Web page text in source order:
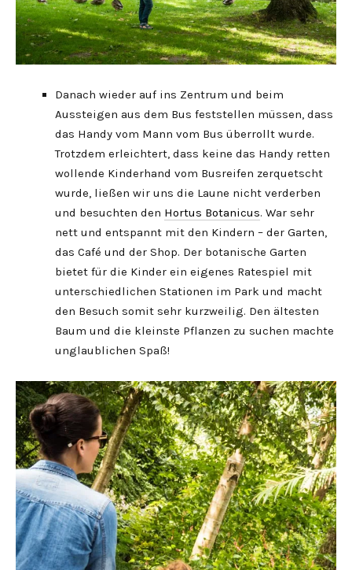
Danach wieder auf ins Zentrum und beim
Aussteigen aus dem Bus feststellen müssen, dass
das Handy vom Mann vom Bus überrollt wurde.
Trotzdem erleichtert, dass keine das Handy retten
wollende Kinderhand vom Busreifen zerquetscht
wurde, ließen wir uns die Laune nicht verderben
und besuchten den Hortus Botanicus. War sehr
nett und entspannt mit den Kindern – der Garten,
das Café und der Shop. Der botanische Garten
bietet für die Kinder ein eigenes Ratespiel mit
unterschiedlichen Stationen im Park und macht
den Besuch somit sehr kurzweilig. Den ältesten
Baum und die kleinste Pflanzen zu suchen machte
unglaublichen Spaß!